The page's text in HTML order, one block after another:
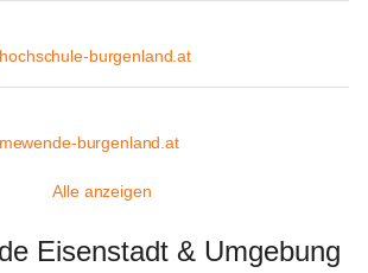
burgenland.at
burgenland.at
Alle anzeigen
Eisenstadt & Umgebung